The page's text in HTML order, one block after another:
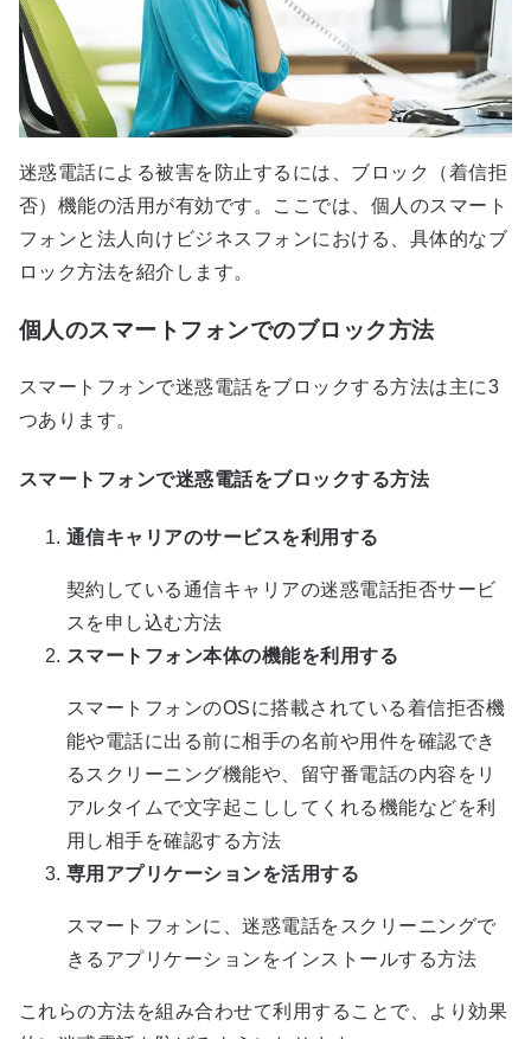
迷惑電話による被害を防止するには、ブロック（着信拒
否）機能の活用が有効です。ここでは、個人のスマート
フォンと法人向けビジネスフォンにおける、具体的なブ
ロック方法を紹介します。
個人のスマートフォンでのブロック方法
スマートフォンで迷惑電話をブロックする方法は主に3
つあります。
スマートフォンで迷惑電話をブロックする方法
通信キャリアのサービスを利用する
契約している通信キャリアの迷惑電話拒否サービ
スを申し込む方法
スマートフォン本体の機能を利用する
スマートフォンのOSに搭載されている着信拒否機
能や電話に出る前に相手の名前や用件を確認でき
るスクリーニング機能や、留守番電話の内容をリ
アルタイムで文字起こししてくれる機能などを利
用し相手を確認する方法
専用アプリケーションを活用する
スマートフォンに、迷惑電話をスクリーニングで
きるアプリケーションをインストールする方法
これらの方法を組み合わせて利用することで、より効果